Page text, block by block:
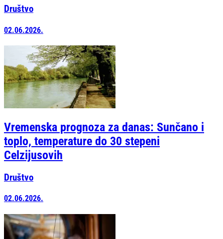
Društvo
02.06.2026.
Vremenska prognoza za danas: Sunčano i
toplo, temperature do 30 stepeni
Celzijusovih
Društvo
02.06.2026.